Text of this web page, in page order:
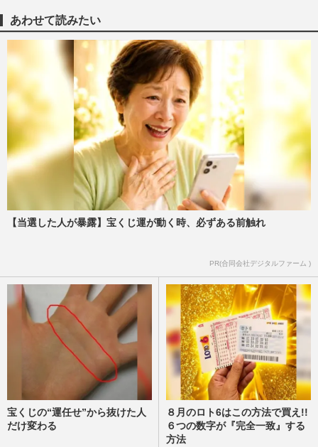
週刊女性PRIME
『松のや』《ママ応援企画》を《夏休み企
画》に名称変更！真摯対応も「自分たちの
首を絞める」難解極める“…
週刊女性PRIME 2026/8/5
《ラーメン店と焼き肉店の倒産が過去最
多》物価高だけではない、同じ”最多”でも
まるで違う「原因」
週刊女性2026年8月11日号
《すき家「SUMMER BAG 2026」》が発
あわせて読みたい
【当選した人が暴露】宝くじ運が動く時、必ずある前触れ
PR(合同会社デジタルファーム )
宝くじの“運任せ”から抜けた人
だけ変わる
８月のロト6はこの方法で買え!!
６つの数字が『完全一致』する
方法